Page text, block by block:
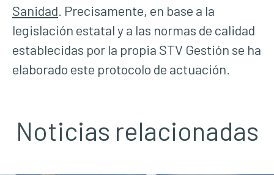
Sanidad. Precisamente, en base a la
legislación estatal y a las normas de calidad
establecidas por la propia STV Gestión se ha
elaborado este protocolo de actuación.
Noticias relacionadas